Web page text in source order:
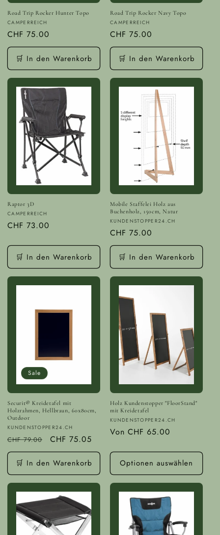
Road Trip Rocker Hunter Topo
Anbieter:
CAMPERREICH
Normaler
Preis
CHF 75.00
🛒 In den Warenkorb
Road Trip Rocker Navy Topo
Anbieter:
CAMPERREICH
Normaler
Preis
CHF 75.00
🛒 In den Warenkorb
Raptor 3D
Anbieter:
CAMPERREICH
Normaler
CHF 73.00
🛒 In den Warenkorb
Mobile Staffelei Holz aus
Buchenholz, 150cm, Natur
Anbieter:
KUNDENSTOPPER24.CH
Normaler
Preis
CHF 75.00
🛒 In den Warenkorb
Sale
Securit® Kreidetafel mit
Holzrahmen, Hellbraun, 60x80cm,
Outdoor
Anbieter:
KUNDENSTOPPER24.CH
Normaler
Preis
CHF 79.00 Verkaufspreis
CHF 75.05
🛒 In den Warenkorb
Holz Kundenstopper "FloorStand"
mit Kreidetafel
Anbieter:
KUNDENSTOPPER24.CH
Normaler
Von CHF 65.00
Optionen auswählen